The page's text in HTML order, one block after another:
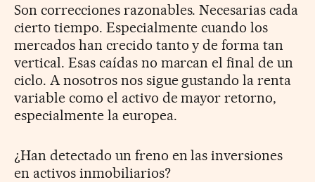
Son correcciones razonables. Necesarias cada
cierto tiempo. Especialmente cuando los
mercados han crecido tanto y de forma tan
vertical. Esas caídas no marcan el final de un
ciclo. A nosotros nos sigue gustando la renta
variable como el activo de mayor retorno,
especialmente la europea.
¿Han detectado un freno en las inversiones
en activos inmobiliarios?